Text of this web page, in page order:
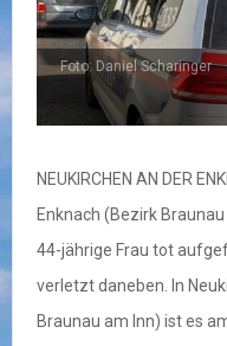
Foto: Daniel Scharinger
NEUKIRCHEN AN DER
Enknach (Bezirk
44-jährige Frau tot
verletzt daneben. In
Braunau am Inn) ist es